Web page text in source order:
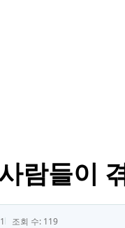
람들이
조회 수: 119